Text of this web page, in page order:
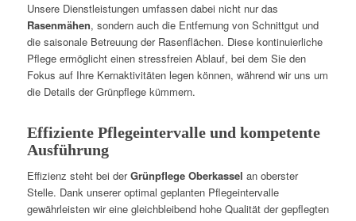
Unsere Dienstleistungen umfassen dabei nicht nur das
Rasenmähen, sondern auch die Entfernung von Schnittgut und
die saisonale Betreuung der Rasenflächen. Diese kontinuierliche
Pflege ermöglicht einen stressfreien Ablauf, bei dem Sie den
Fokus auf Ihre Kernaktivitäten legen können, während wir uns um
die Details der Grünpflege kümmern.
Effiziente Pflegeintervalle und kompetente
Ausführung
Effizienz steht bei derGrünpflege Oberkassel an oberster
Stelle. Dank unserer optimal geplanten Pflegeintervalle
gewährleisten wir eine gleichbleibend hohe Qualität der gepflegten